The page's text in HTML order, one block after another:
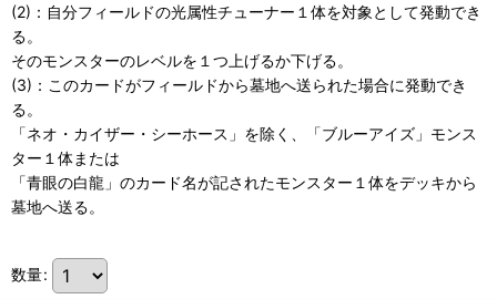
(2)：自分フィールドの光属性チューナー１体を対象として発動でき
る。
そのモンスターのレベルを１つ上げるか下げる。
(3)：このカードがフィールドから墓地へ送られた場合に発動でき
る。
「ネオ・カイザー・シーホース」を除く、「ブルーアイズ」モンス
ター１体または
「青眼の白龍」のカード名が記されたモンスター１体をデッキから
墓地へ送る。
数量: